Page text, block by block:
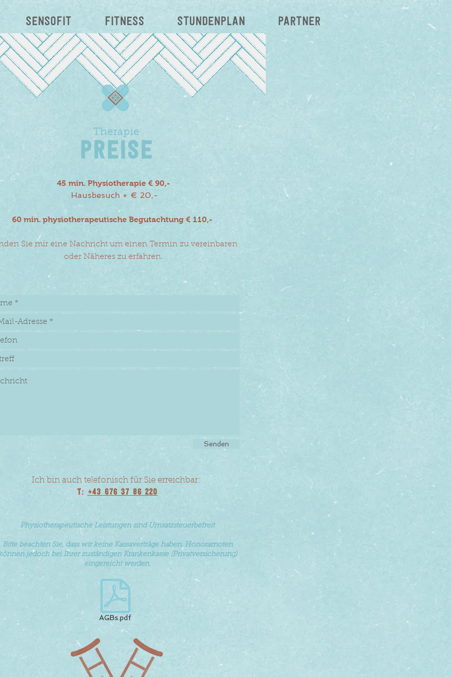
SENSOFIT Fitness Stundenplan Partner
Therapie
Preise
45 min. Physiotherapie € 90,-
Hausbesuch + € 20,-
60 min. physiotherapeutische Begutachtung € 110,-
Sie mir eine Nachricht um einen Termin zu vereinbaren
oder Näheres zu erfahren.
Senden
Physiotherapeutische Leistungen sind Umsatzsteuerbefreit
Bitte beachten Sie, dass wir keine Kassaverträge haben. Honorarnoten
jedoch bei Ihrer zuständigen Krankenkasse (Privatversicherung)
eingereicht werden.
AGBs.pdf
Ich bin auch telefonisch für Sie erreichbar:
T: +43 676 37 86 220